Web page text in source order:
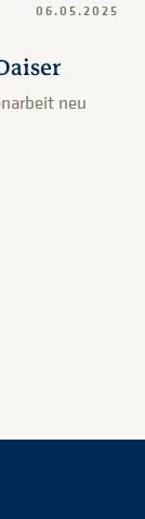
06.05.2025
neu